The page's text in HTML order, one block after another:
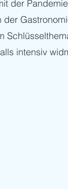
der
intensiv